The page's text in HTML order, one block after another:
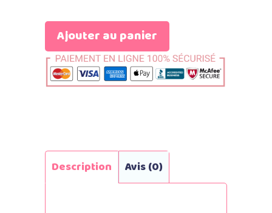
Ajouter au panier
Description Avis (0)